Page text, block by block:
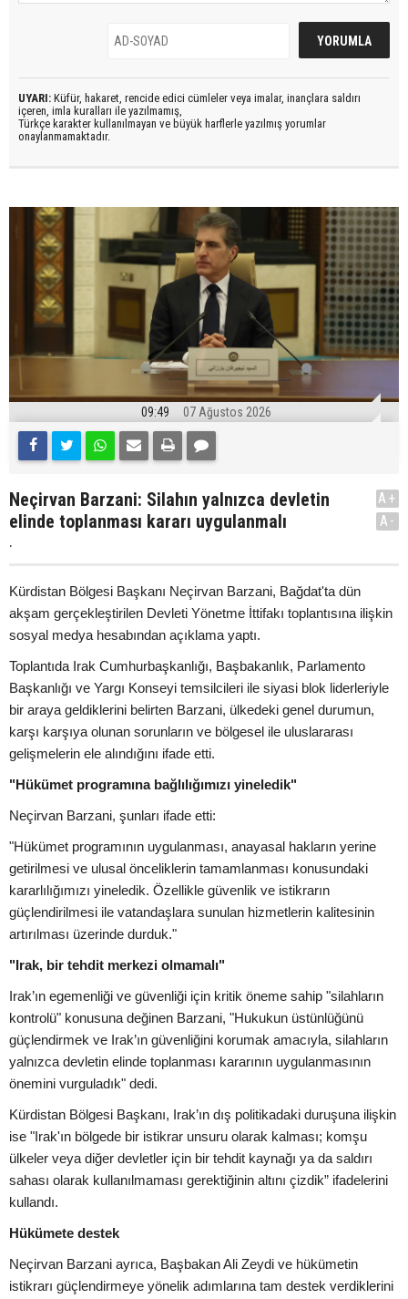
UYARI: Küfür, hakaret, rencide edici cümleler veya imalar, inançlara saldırı
içeren, imla kuralları ile yazılmamış,
Türkçe karakter kullanılmayan ve büyük harflerle yazılmış yorumlar
onaylanmamaktadır.
09:49 07 Ağustos 2026
Neçirvan Barzani: Silahın yalnızca devletin
elinde toplanması kararı uygulanmalı
.
A+
A-
Kürdistan Bölgesi Başkanı Neçirvan Barzani, Bağdat'ta dün
akşam gerçekleştirilen Devleti Yönetme İttifakı toplantısına ilişkin
sosyal medya hesabından açıklama yaptı.
Toplantıda Irak Cumhurbaşkanlığı, Başbakanlık, Parlamento
Başkanlığı ve Yargı Konseyi temsilcileri ile siyasi blok liderleriyle
bir araya geldiklerini belirten Barzani, ülkedeki genel durumun,
karşı karşıya olunan sorunların ve bölgesel ile uluslararası
gelişmelerin ele alındığını ifade etti.
"Hükümet programına bağlılığımızı yineledik"
Neçirvan Barzani, şunları ifade etti:
"Hükümet programının uygulanması, anayasal hakların yerine
getirilmesi ve ulusal önceliklerin tamamlanması konusundaki
kararlılığımızı yineledik. Özellikle güvenlik ve istikrarın
güçlendirilmesi ile vatandaşlara sunulan hizmetlerin kalitesinin
artırılması üzerinde durduk."
"Irak, bir tehdit merkezi olmamalı"
Irak’ın egemenliği ve güvenliği için kritik öneme sahip "silahların
kontrolü" konusuna değinen Barzani, "Hukukun üstünlüğünü
güçlendirmek ve Irak’ın güvenliğini korumak amacıyla, silahların
yalnızca devletin elinde toplanması kararının uygulanmasının
önemini vurguladık" dedi.
Kürdistan Bölgesi Başkanı, Irak’ın dış politikadaki duruşuna ilişkin
ise "Irak'ın bölgede bir istikrar unsuru olarak kalması; komşu
ülkeler veya diğer devletler için bir tehdit kaynağı ya da saldırı
sahası olarak kullanılmaması gerektiğinin altını çizdik” ifadelerini
kullandı.
Hükümete destek
Neçirvan Barzani ayrıca, Başbakan Ali Zeydi ve hükümetin
istikrarı güçlendirmeye yönelik adımlarına tam destek verdiklerini